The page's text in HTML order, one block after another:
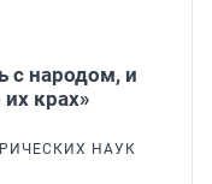
с народом, и
крах»
НАУК